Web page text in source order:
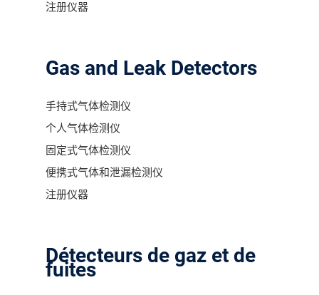
注册仪器
Gas and Leak Detectors
手持式气体检测仪
个人气体检测仪
固定式气体检测仪
便携式气体和泄漏检测仪
注册仪器
Détecteurs de gaz et de
fuites